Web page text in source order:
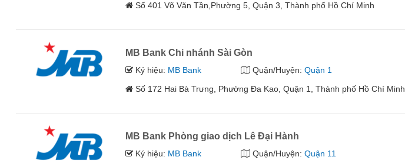
Số 401 Võ Văn Tần,Phường 5, Quận 3, Thành phố Hồ Chí Minh
MB Bank Chi nhánh Sài Gòn
Ký hiệu: MB Bank Quận/Huyện: Quận 1
Số 172 Hai Bà Trưng, Phường Đa Kao, Quận 1, Thành phố Hồ Chí Minh
MB Bank Phòng giao dịch Lê Đại Hành
Ký hiệu: MB Bank Quận/Huyện: Quận 11